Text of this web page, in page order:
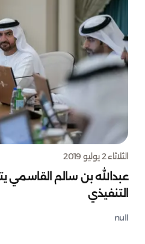
الثلاثاء 2 يوليو 2019
عبدالله بن سالم القاسمي
التنفيذي
null